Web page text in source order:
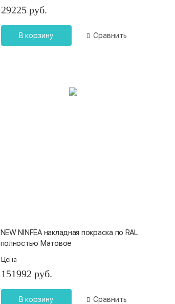
29225 руб.
В корзину Сравнить
NEW NINFEA накладная покраска по RAL
полностью Матовое
Цена
151992 руб.
В корзину Сравнить